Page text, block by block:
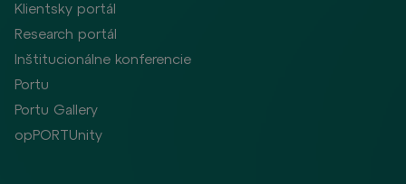
Klientsky portál
Research portál
Inštitucionálne konferencie
Portu
Portu Gallery
opPORTUnity